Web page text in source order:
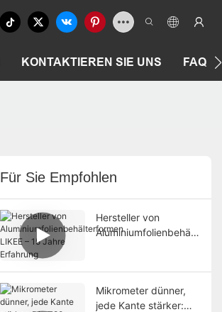
KONTAKTIEREN SIE UNS FAQ
Für Sie Empfohlen
Hersteller von
Aluminiumfolienbehält
Mikrometer dünner,
jede Kante stärker: